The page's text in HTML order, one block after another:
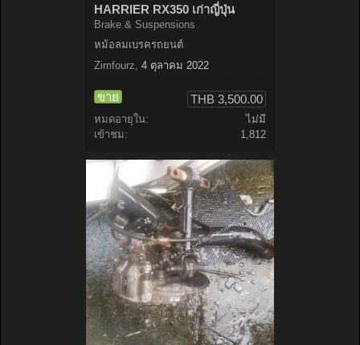
HARRIER RX350 เก่าญี่ปุ่น
Brake & Suspensions
หม้อลมเบรครถยนต์
Zimfourz 4 ตุลาคม 2022
ขาย THB 3,500.00
หมดอายุใน:
ไม่มี
เข้าชม:
1,812